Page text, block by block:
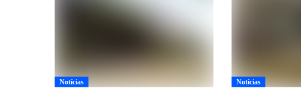
Notícias Notícias